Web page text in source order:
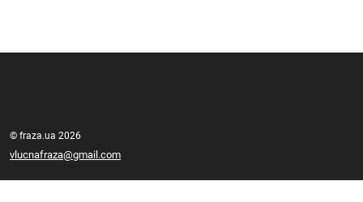
© fraza.ua 2026
vlucnafraza@gmail.com